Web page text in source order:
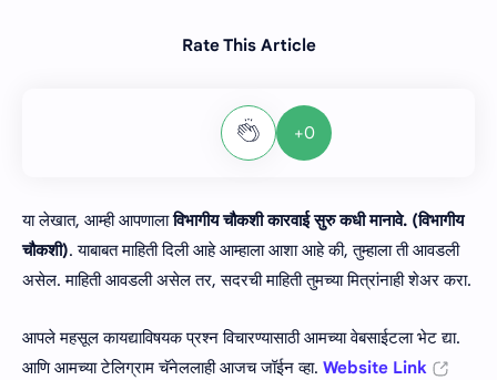
Rate This Article
+0
या लेखात, आम्ही आपणालाविभागीय चौकशी कारवाई सुरु कधी मानावे. (विभागीय
चौकशी). याबाबत माहिती दिली आहे आम्हाला आशा आहे की, तुम्हाला ती आवडली
असेल. माहिती आवडली असेल तर, सदरची माहिती तुमच्या मित्रांनाही शेअर करा.
आपले महसूल कायद्याविषयक प्रश्न विचारण्यासाठी आमच्या वेबसाईटला भेट द्या.
आणि आमच्या टेलिग्राम चॅनेललाही आजच जॉईन व्हा. Website Link